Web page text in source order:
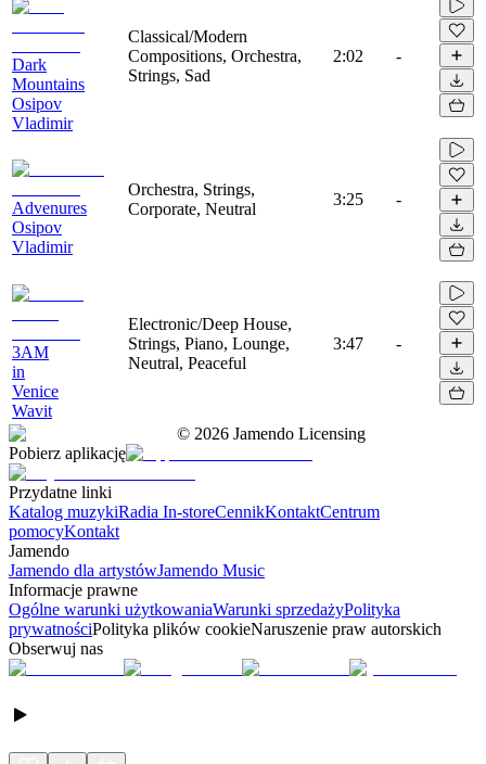
Dark
Mountains
Osipov
Vladimir
Classical/Modern
Compositions, Orchestra,
Strings, Sad
2:02 -
Advenures
Osipov
Vladimir
Orchestra, Strings,
Corporate, Neutral
3:25 -
3AM
in
Venice
Wavit
Electronic/Deep House,
Strings, Piano, Lounge,
Neutral, Peaceful
3:47 -
© 2026 Jamendo Licensing
Pobierz aplikację
Przydatne linki
Katalog muzykiRadia In-storeCennikKontaktCentrum
pomocyKontakt
Jamendo
Jamendo dla artystówJamendo Music
Informacje prawne
Ogólne warunki użytkowaniaWarunki sprzedażyPolityka
prywatnościPolityka plików cookieNaruszenie praw autorskich
Obserwuj nas